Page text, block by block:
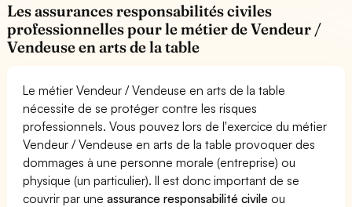
Les assurances responsabilités civiles
professionnelles pour le métier de Vendeur /
Vendeuse en arts de la table
Le métier Vendeur / Vendeuse en arts de la table
nécessite de se protéger contre les risques
professionnels. Vous pouvez lors de l'exercice du métier
Vendeur / Vendeuse en arts de la table provoquer des
dommages à une personne morale (entreprise) ou
physique (un particulier). Il est donc important de se
couvrir par uneassurance responsabilité civile ou